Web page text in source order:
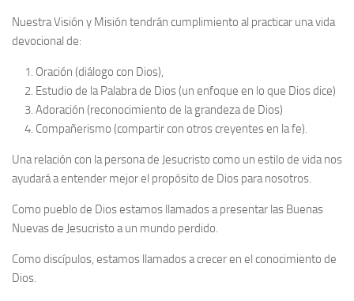
Nuestra Visión y Misión tendrán cumplimiento al practicar una vida
devocional de:
Oración (diálogo con Dios),
Estudio de la Palabra de Dios (un enfoque en lo que Dios dice)
Adoración (reconocimiento de la grandeza de Dios)
Compañerismo (compartir con otros creyentes en la fe).
Una relación con la persona de Jesucristo como un estilo de vida nos
ayudará a entender mejor el propósito de Dios para nosotros.
Como pueblo de Dios estamos llamados a presentar las Buenas
Nuevas de Jesucristo a un mundo perdido.
Como discípulos, estamos llamados a crecer en el conocimiento de
Dios.